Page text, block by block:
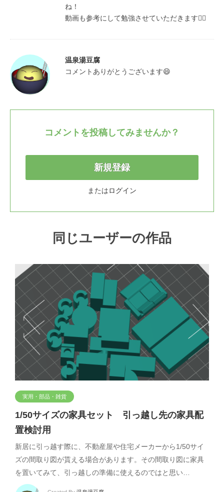
ね！
動画も参考にして勉強させていただきます🙇‍♀
温泉湯豆腐
コメントありがとうございます😄
コメントを投稿してみませんか？
新規登録
またはログイン
同じユーザーの作品
実用・部品・雑貨
1/50サイズの家具セット 引っ越し先の家具配
置検討用
新居に引っ越す際に、不動産屋や住宅メーカーから1/50サイ
ズの間取り図が貰える場合があります。その間取り図に家具
を置いてみて、引っ越しの準備に使えるのではと思い…